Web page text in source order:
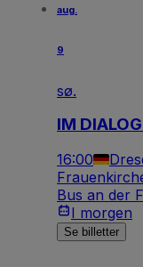
aug.
9
sø.
IM
16:00
Bus an der
I morgen
Se billetter